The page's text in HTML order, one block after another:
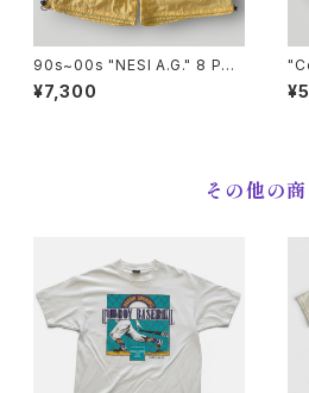
90s~00s "NESI A.G." 8 Poc
ket Nylon Cargo SHORTS
NESI 8ポケット ナイロン カー
¥7,300
ロ
ョ
その他の